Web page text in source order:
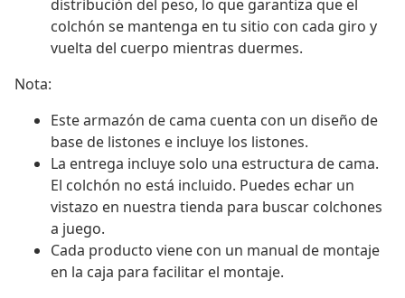
distribución del peso, lo que garantiza que el
colchón se mantenga en tu sitio con cada giro y
vuelta del cuerpo mientras duermes.
Nota:
Este armazón de cama cuenta con un diseño de
base de listones e incluye los listones.
La entrega incluye solo una estructura de cama.
El colchón no está incluido. Puedes echar un
vistazo en nuestra tienda para buscar colchones
a juego.
Cada producto viene con un manual de montaje
en la caja para facilitar el montaje.